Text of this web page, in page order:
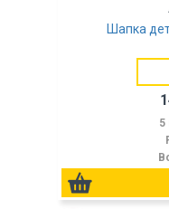
Шапка
5